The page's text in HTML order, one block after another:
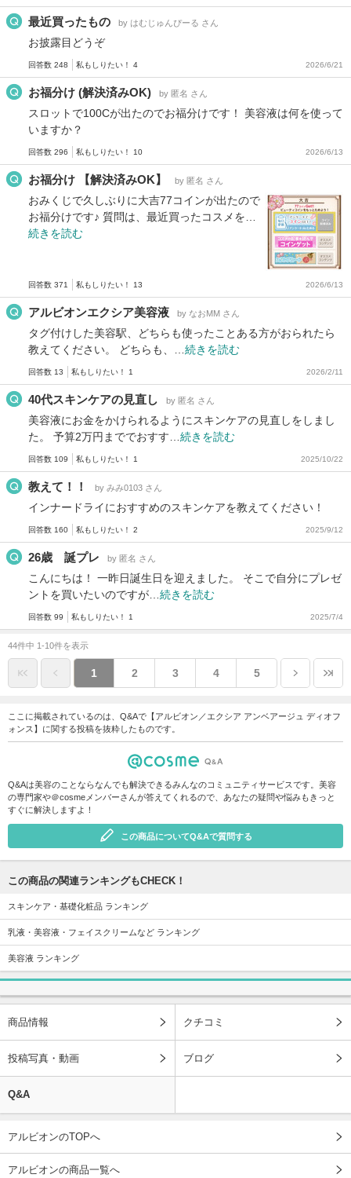
最近買ったもの by はむじゅんぴーる さん
お披露目どうぞ
回答数 248 私もしりたい！ 4 2026/6/21
お福分け (解決済みOK) by 匿名 さん
スロットで100Cが出たのでお福分けです！ 美容液は何を使って
いますか？
回答数 296 私もしりたい！ 10 2026/6/13
お福分け 【解決済みOK】 by 匿名 さん
おみくじで久しぶりに大吉77コインが出たので
お福分けです♪ 質問は、最近買ったコスメを…
続きを読む
回答数 371 私もしりたい！ 13 2026/6/13
アルビオンエクシア美容液 by なおMM さん
タグ付けした美容駅、どちらも使ったことある方がおられたら
教えてください。 どちらも、… 続きを読む
回答数 13 私もしりたい！ 1 2026/2/11
40代スキンケアの見直し by 匿名 さん
美容液にお金をかけられるようにスキンケアの見直しをしまし
た。 予算2万円まででおすす… 続きを読む
回答数 109 私もしりたい！ 1 2025/10/22
教えて！！ by みみ0103 さん
インナードライにおすすめのスキンケアを教えてください！
回答数 160 私もしりたい！ 2 2025/9/12
26歳 誕プレ by 匿名 さん
こんにちは！ 一昨日誕生日を迎えました。 そこで自分にプレゼ
ントを買いたいのですが… 続きを読む
回答数 99 私もしりたい！ 1 2025/7/4
44件中 1-10件を表示
1 2 3 4 5
ここに掲載されているのは、Q&Aで【アルビオン／エクシア アンベアージュ ディオフ
ォンス】に関する投稿を抜粋したものです。
Q&Aは美容のことならなんでも解決できるみんなのコミュニティサービスです。美容
の専門家や＠cosmeメンバーさんが答えてくれるので、あなたの疑問や悩みもきっと
すぐに解決しますよ！
この商品についてQ&Aで質問する
この商品の関連ランキングもCHECK！
スキンケア・基礎化粧品 ランキング
乳液・美容液・フェイスクリームなど ランキング
美容液 ランキング
商品情報 クチコミ
投稿写真・動画 ブログ
Q&A
アルビオンのTOPへ
アルビオンの商品一覧へ